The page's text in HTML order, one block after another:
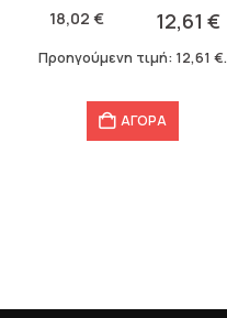
18,02 €
was:
18,02 €.
12,61€
τιμή
είναι:
Προηγούμενη τιμή: 12,61 €.
ΑΓΟΡΑ